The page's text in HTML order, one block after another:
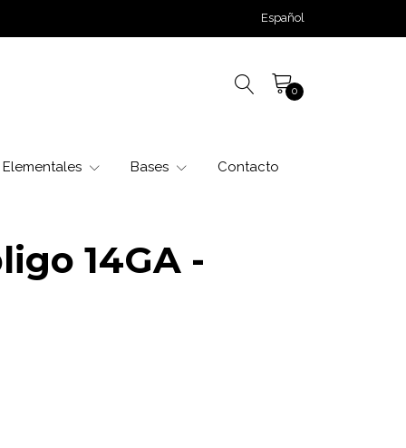
Español
0
Elementales Bases Contacto
14GA -